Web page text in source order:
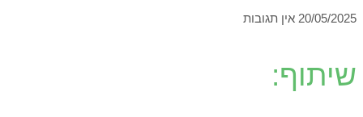
20/05/2025 אין תגובות
שיתוף: